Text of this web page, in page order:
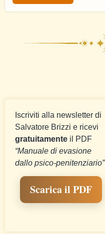
Iscriviti alla newsletter di
Salvatore Brizzi e ricevi
gratuitamente il PDF
“Manuale di evasione
dallo psico-penitenziario”
Scarica il PDF